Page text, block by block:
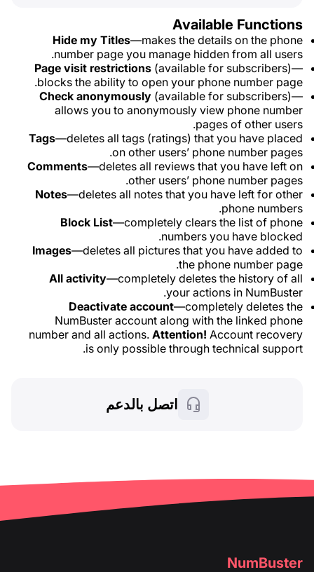
Available Functions
Hide my Titles—makes the details on the phone
number page you manage hidden from all users.
Page visit restrictions (available for subscribers)—
blocks the ability to open your phone number page.
Check anonymously (available for subscribers)—
allows you to anonymously view phone number
pages of other users.
Tags—deletes all tags (ratings) that you have placed
on other users’ phone number pages.
Comments—deletes all reviews that you have left on
other users’ phone number pages.
Notes—deletes all notes that you have left for other
phone numbers.
Block List—completely clears the list of phone
numbers you have blocked.
Images—deletes all pictures that you have added to
the phone number page.
All activity—completely deletes the history of all
your actions in NumBuster.
Deactivate account—completely deletes the
NumBuster account along with the linked phone
number and all actions. Attention! Account recovery
is only possible through technical support.
اتصل بالدعم
NumBuster